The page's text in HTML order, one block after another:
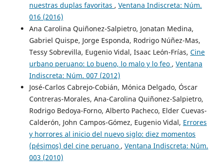
nuestras duplas favoritas , Ventana Indiscreta: Núm.
016 (2016)
Ana Carolina Quiñonez-Salpietro, Jonatan Medina,
Gabriel Quispe, Jorge Esponda, Rodrigo Núñez-Mas,
Tessy Sobrevilla, Eugenio Vidal, Isaac León-Frías, Cine
urbano peruano: Lo bueno, lo malo y lo feo , Ventana
Indiscreta: Núm. 007 (2012)
José-Carlos Cabrejo-Cobián, Mónica Delgado, Óscar
Contreras-Morales, Ana-Carolina Quiñonez-Salpietro,
Rodrigo Bedoya-Forno, Alberto Pacheco, Elder Cuevas-
Calderón, John Campos-Gómez, Eugenio Vidal, Errores
y horrores al inicio del nuevo siglo: diez momentos
(pésimos) del cine peruano , Ventana Indiscreta: Núm.
003 (2010)